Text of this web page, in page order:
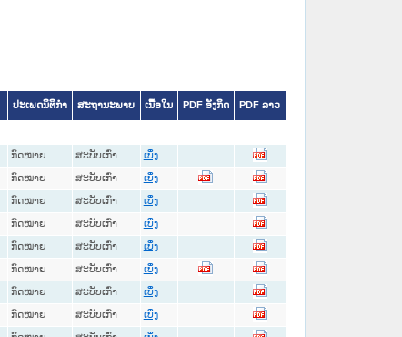
ປະເພດນິຕິກໍາ ສະຖານະພາບ ເນື້ອໃນ PDF ອັງກິດ PDF ລາວ
ກົດໝາຍ ສະບັບເກົ່າ ເບິ່ງ
ກົດໝາຍ ສະບັບເກົ່າ ເບິ່ງ
ກົດໝາຍ ສະບັບເກົ່າ ເບິ່ງ
ກົດໝາຍ ສະບັບເກົ່າ ເບິ່ງ
ກົດໝາຍ ສະບັບເກົ່າ ເບິ່ງ
ກົດໝາຍ ສະບັບເກົ່າ ເບິ່ງ
ກົດໝາຍ ສະບັບເກົ່າ ເບິ່ງ
ກົດໝາຍ ສະບັບເກົ່າ ເບິ່ງ